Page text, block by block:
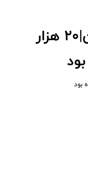
جنایت سیاه مرد جوان در پی رابطه شیطانی با یک زن|٢٠ هزار